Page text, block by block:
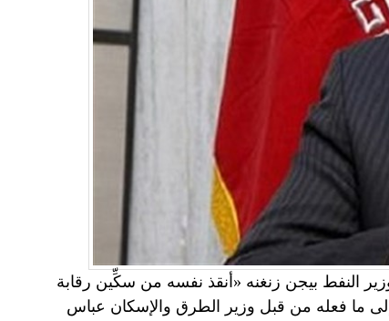
وزير النفط بيجن زنغنه «أنقذ نفسه من سكِّين رقابة
إلى ما فعله من قبل وزير الطرق والإسكان عباس